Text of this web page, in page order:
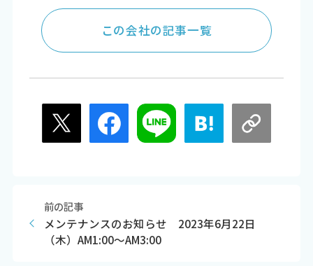
この会社の記事一覧
前の記事
メンテナンスのお知らせ 2023年6月22日
（木）AM1:00～AM3:00